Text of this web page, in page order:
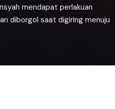
mendapat perlakuan
diborgol saat digiring menuju